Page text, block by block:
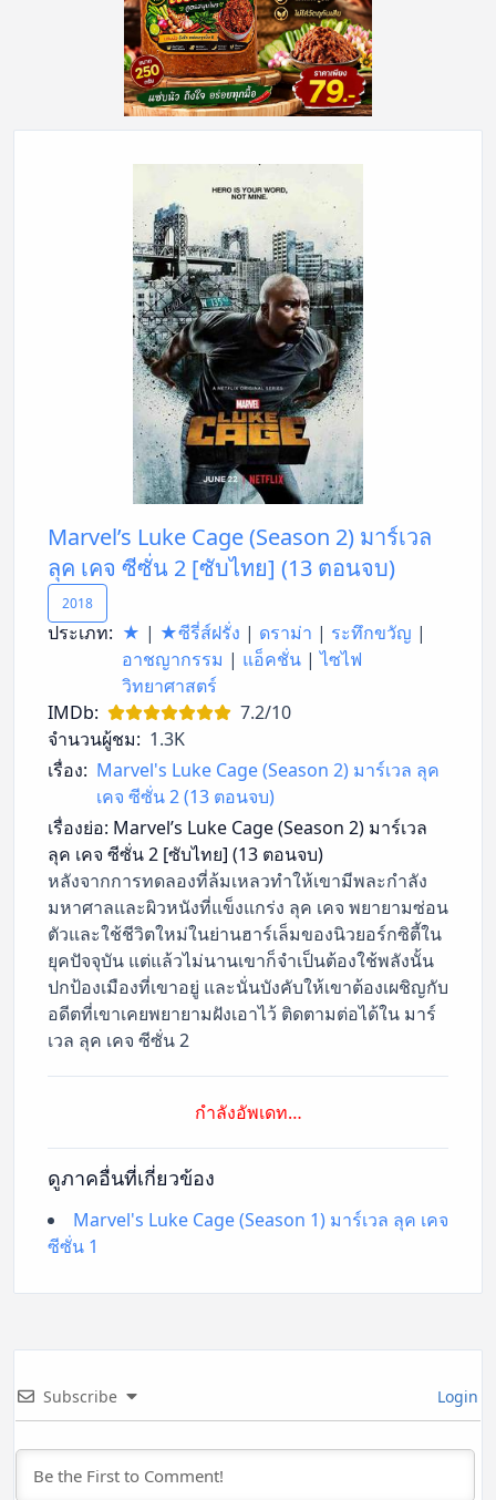
Marvel’s Luke Cage (Season 2) มาร์เวล
ลุค เคจ ซีซั่น 2 [ซับไทย] (13 ตอนจบ)
2018
ประเภท: ★ | ★ซีรี่ส์ฝรั่ง | ดราม่า | ระทึกขวัญ |
อาชญากรรม | แอ็คชั่น |ไซไฟ
วิทยาศาสตร์
IMDb:
7.2/10
จำนวนผู้ชม: 1.3K
เรื่อง: Marvel's Luke Cage (Season 2) มาร์เวล ลุค
เคจ ซีซั่น 2 (13 ตอนจบ)
เรื่องย่อ: Marvel’s Luke Cage (Season 2) มาร์เวล
ลุค เคจ ซีซั่น 2 [ซับไทย] (13 ตอนจบ)
หลังจากการทดลองที่ล้มเหลวทำให้เขามีพละกำลัง
มหาศาลและผิวหนังที่แข็งแกร่ง ลุค เคจ พยายามซ่อน
ตัวและใช้ชีวิตใหม่ในย่านฮาร์เล็มของนิวยอร์กซิตี้ใน
ยุคปัจจุบัน แต่แล้วไม่นานเขาก็จำเป็นต้องใช้พลังนั้น
ปกป้องเมืองที่เขาอยู่ และนั่นบังคับให้เขาต้องเผชิญกับ
อดีตที่เขาเคยพยายามฝังเอาไว้ ติดตามต่อได้ใน มาร์
เวล ลุค เคจ ซีซั่น 2
กำลังอัพเดท…
ดูภาคอื่นที่เกี่ยวข้อง
Marvel's Luke Cage (Season 1) มาร์เวล ลุค เคจ
ซีซั่น 1
Subscribe Login